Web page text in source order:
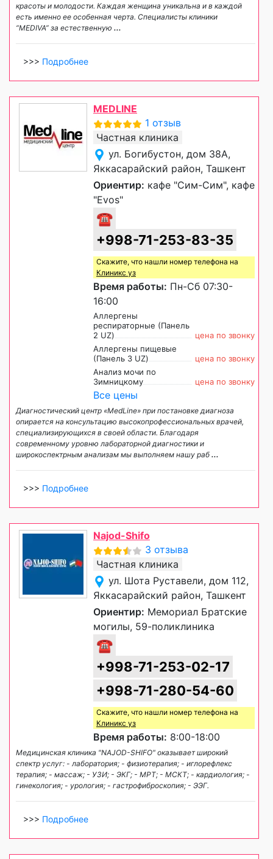
красоты и молодости. Каждая женщина уникальна и в каждой
есть именно ее особенная черта. Специалисты клиники
“MEDIVA” за естественную ...
>>> Подробнее
MEDLINE
1 отзыв
Частная клиника
ул. Богибустон, дом 38А,
Яккасарайский район, Ташкент
Ориентир: кафе "Сим-Сим", кафе
"Evos"
☎
+998-71-253-83-35
Скажите, что нашли номер телефона на
Клиникс уз
Время работы: Пн-Сб 07:30-
16:00
Аллергены
респираторные (Панель
2 UZ)
цена по звонку
Аллергены пищевые
(Панель 3 UZ)
цена по звонку
Анализ мочи по
Зимницкому
цена по звонку
Все цены
Диагностический центр «MedLine» при постановке диагноза
опирается на консультацию высокопрофессиональных врачей,
специализирующихся в своей области. Благодаря
современному уровню лабораторной диагностики и
широкоспектрным анализам мы выполняем нашу раб ...
>>> Подробнее
Najod-Shifo
3 отзыва
Частная клиника
ул. Шота Руставели, дом 112,
Яккасарайский район, Ташкент
Ориентир: Мемориал Братские
могилы, 59-поликлиника
☎
+998-71-253-02-17
+998-71-280-54-60
Скажите, что нашли номер телефона на
Клиникс уз
Время работы: 8:00-18:00
Медицинская клиника "NAJOD-SHIFO" оказывает широкий
спектр услуг: - лаборатория; - физиотерапия; - иглорефлекс
терапия; - массаж; - УЗИ; - ЭКГ; - МРТ; - МСКТ; - кардиология; -
гинекология; - урология; - гастрофиброскопия; - ЭЭГ.
>>> Подробнее